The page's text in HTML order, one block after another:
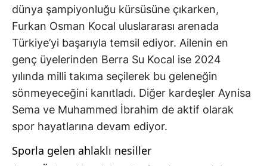
dünya şampiyonluğu kürsüsüne çıkarken,
Furkan Osman Kocal uluslararası arenada
Türkiye’yi başarıyla temsil ediyor. Ailenin en
genç üyelerinden Berra Su Kocal ise 2024
yılında milli takıma seçilerek bu geleneğin
sönmeyeceğini kanıtladı. Diğer kardeşler Aynisa
Sema ve Muhammed İbrahim de aktif olarak
spor hayatlarına devam ediyor.
Sporla gelen ahlaklı nesiller